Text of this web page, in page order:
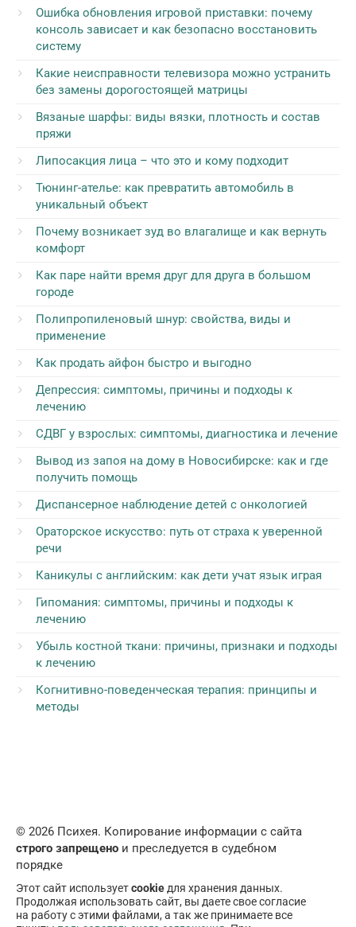
Ошибка обновления игровой приставки: почему
консоль зависает и как безопасно восстановить
систему
Какие неисправности телевизора можно устранить
без замены дорогостоящей матрицы
Вязаные шарфы: виды вязки, плотность и состав
пряжи
Липосакция лица – что это и кому подходит
Тюнинг-ателье: как превратить автомобиль в
уникальный объект
Почему возникает зуд во влагалище и как вернуть
комфорт
Как паре найти время друг для друга в большом
городе
Полипропиленовый шнур: свойства, виды и
применение
Как продать айфон быстро и выгодно
Депрессия: симптомы, причины и подходы к
лечению
СДВГ у взрослых: симптомы, диагностика и лечение
Вывод из запоя на дому в Новосибирске: как и где
получить помощь
Диспансерное наблюдение детей с онкологией
Ораторское искусство: путь от страха к уверенной
речи
Каникулы с английским: как дети учат язык играя
Гипомания: симптомы, причины и подходы к
лечению
Убыль костной ткани: причины, признаки и подходы
к лечению
Когнитивно-поведенческая терапия: принципы и
методы
© 2026 Психея. Копирование информации с сайта
строго запрещено и преследуется в судебном
порядке
Этот сайт используетcookie для хранения данных.
Продолжая использовать сайт, вы даете свое согласие
на работу с этими файлами, а так же принимаете все